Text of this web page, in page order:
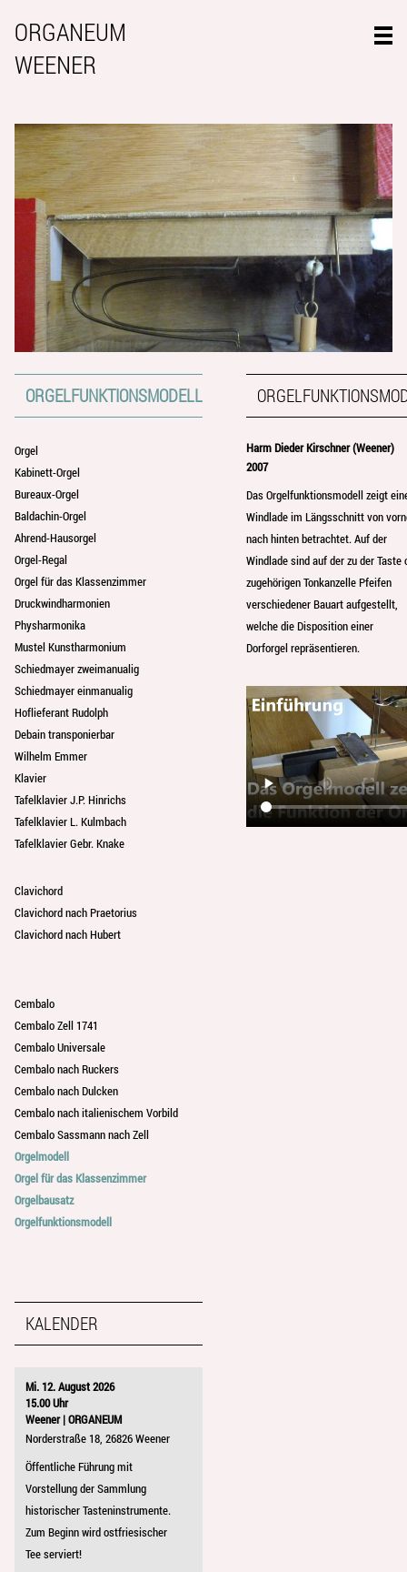
ORGANEUM
WEENER
ORGELFUNKTIONSMODELL
Orgel
Kabinett-Orgel
Bureaux-Orgel
Baldachin-Orgel
Ahrend-Hausorgel
Orgel-Regal
Orgel für das Klassenzimmer
Druckwindharmonien
Physharmonika
Mustel Kunstharmonium
Schiedmayer zweimanualig
Schiedmayer einmanualig
Hoflieferant Rudolph
Debain transponierbar
Wilhelm Emmer
Klavier
Tafelklavier J.P. Hinrichs
Tafelklavier L. Kulmbach
Tafelklavier Gebr. Knake
Clavichord
Clavichord nach Praetorius
Clavichord nach Hubert
Cembalo
Cembalo Zell 1741
Cembalo Universale
Cembalo nach Ruckers
Cembalo nach Dulcken
Cembalo nach italienischem Vorbild
Cembalo Sassmann nach Zell
Orgelmodell
Orgel für das Klassenzimmer
Orgelbausatz
Orgelfunktionsmodell
Harm Dieder Kirschner (Weener)
2007
Das Orgelfunktionsmodell zeigt
Windlade im Längsschnitt von
nach hinten betrachtet. Auf der
Windlade sind auf der zu der Taste
zugehörigen Tonkanzelle Pfeifen
verschiedener Bauart aufgestellt,
welche die Disposition einer
Dorforgel repräsentieren.
KALENDER
Mi. 12. August 2026
15.00 Uhr
Weener | ORGANEUM
Norderstraße 18, 26826 Weener
Öffentliche Führung mit
Vorstellung der Sammlung
historischer Tasteninstrumente.
Zum Beginn wird ostfriesischer
Tee serviert!